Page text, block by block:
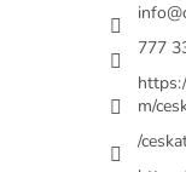
info@
777
m/
/